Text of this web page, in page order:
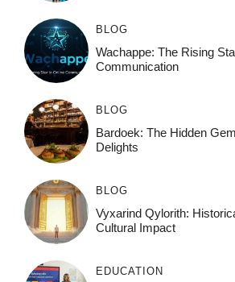
BLOG
Wachappe: The Rising
Communication
BLOG
Bardoek: The Hidden
Delights
BLOG
Vyxarind Qylorith:
Cultural Impact
EDUCATION